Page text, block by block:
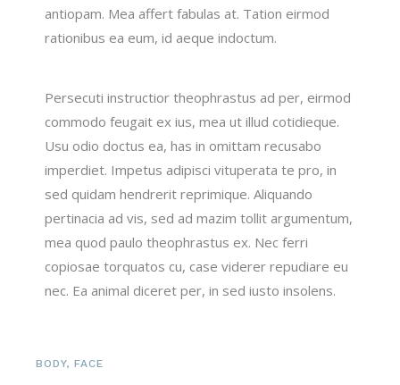
antiopam. Mea affert fabulas at. Tation eirmod
rationibus ea eum, id aeque indoctum.
Persecuti instructior theophrastus ad per, eirmod
commodo feugait ex ius, mea ut illud cotidieque.
Usu odio doctus ea, has in omittam recusabo
imperdiet. Impetus adipisci vituperata te pro, in
sed quidam hendrerit reprimique. Aliquando
pertinacia ad vis, sed ad mazim tollit argumentum,
mea quod paulo theophrastus ex. Nec ferri
copiosae torquatos cu, case viderer repudiare eu
nec. Ea animal diceret per, in sed iusto insolens.
BODY,FACE